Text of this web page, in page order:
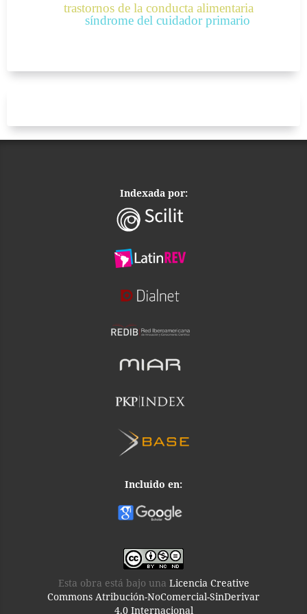
trastornos de la conducta alimentaria
síndrome del cuidador primario
Indexada por:
Incluido en:
Esta obra está bajo una Licencia Creative
Commons Atribución-NoComercial-SinDerivar
4.0 Internacional